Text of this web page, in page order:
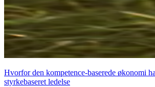
Hvorfor den kompetence-baserede økonomi
styrkebaseret ledelse